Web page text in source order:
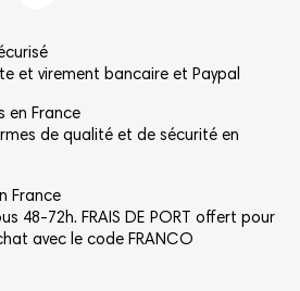
et virement bancaire et Paypal
en France
de qualité et de sécurité en
France
48-72h. FRAIS DE PORT offert pour
avec le code FRANCO